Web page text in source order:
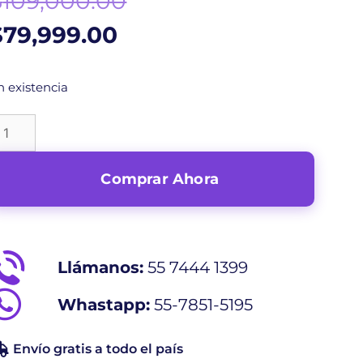
79,999.00
existencia
Comprar Ahora
Llámanos:55 7444 1399
Whastapp:55-7851-5195
Envío gratis a todo el país